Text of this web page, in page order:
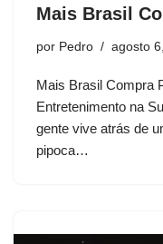
Mais Brasil
por Pedro agosto
Mais Brasil Compra
Entretenimento na
gente vive atrás de
pipoca…